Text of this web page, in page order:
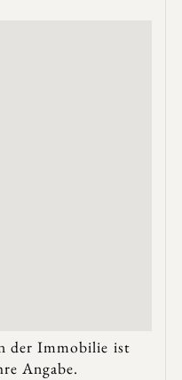
der Immobilie ist
Angabe.